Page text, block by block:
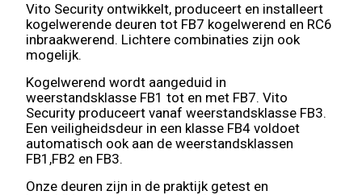
Vito Security ontwikkelt, produceert en installeert
kogelwerende deuren tot FB7 kogelwerend en RC6
inbraakwerend. Lichtere combinaties zijn ook
mogelijk.
Kogelwerend wordt aangeduid in
weerstandsklasse FB1 tot en met FB7. Vito
Security produceert vanaf weerstandsklasse FB3.
Een veiligheidsdeur in een klasse FB4 voldoet
automatisch ook aan de weerstandsklassen
FB1,FB2 en FB3.
Onze deuren zijn in de praktijk getest en